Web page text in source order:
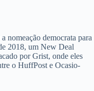
nomeação democrata para
2018, um New Deal
por Grist, onde eles
o HuffPost e Ocasio-